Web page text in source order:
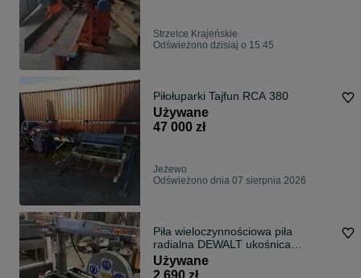
Strzelce Krajeńskie
Odświeżono dzisiaj o 15:45
Piłołuparki Tajfun RCA 380
Używane
47 000 zł
Jeżewo
Odświeżono dnia 07 sierpnia 2026
Piła wieloczynnościowa piła
radialna DEWALT ukośnica
kapówka 230V
Używane